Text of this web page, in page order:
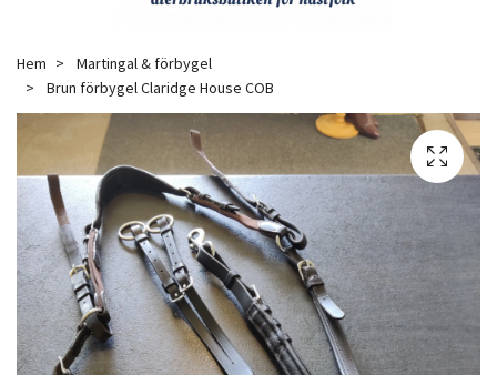
Hem
Martingal & förbygel
Brun förbygel Claridge House COB